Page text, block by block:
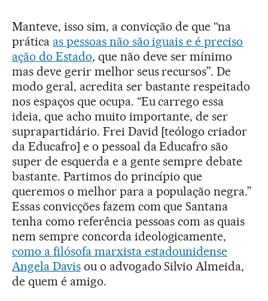
Manteve, isso sim, a convicção de que “na
prática as pessoas não são iguais e é preciso
ação do Estado, que não deve ser mínimo
mas deve gerir melhor seus recursos”. De
modo geral, acredita ser bastante respeitado
nos espaços que ocupa. “Eu carrego essa
ideia, que acho muito importante, de ser
suprapartidário. Frei David [teólogo criador
da Educafro] e o pessoal da Educafro são
super de esquerda e a gente sempre debate
bastante. Partimos do princípio que
queremos o melhor para a população negra.”
Essas convicções fazem com que Santana
tenha como referência pessoas com as quais
nem sempre concorda ideologicamente,
como a filósofa marxista estadounidense
Angela Davisou o advogado Silvio Almeida,
de quem é amigo.